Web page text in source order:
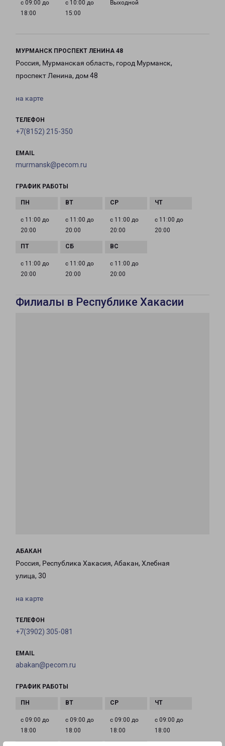
с 09:00 до
18:00
с 10:00 до
15:00
Выходной
МУРМАНСК ПРОСПЕКТ ЛЕНИНА 48
Россия, Мурманская область, город Мурманск,
проспект Ленина, дом 48
на карте
ТЕЛЕФОН
+7(8152) 215-350
EMAIL
murmansk@pecom.ru
ГРАФИК РАБОТЫ
с 11:00 до
20:00
с 11:00 до
20:00
с 11:00 до
20:00
с 11:00 до
20:00
с 11:00 до
20:00
с 11:00 до
20:00
с 11:00 до
20:00
Филиалы в Республике Хакасии
АБАКАН
Россия, Республика Хакасия, Абакан, Хлебная
улица, 30
на карте
ТЕЛЕФОН
+7(3902) 305-081
EMAIL
abakan@pecom.ru
ГРАФИК РАБОТЫ
с 09:00 до
18:00
с 09:00 до
18:00
с 09:00 до
18:00
с 09:00 до
18:00